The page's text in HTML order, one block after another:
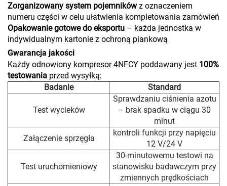
Zorganizowany system pojemnikówz oznaczeniem
numeru części w celu ułatwienia kompletowania zamówień
Opakowanie gotowe do eksportu – każda jednostka w
indywidualnym kartonie z ochroną piankową
Gwarancja jakości
Każdy odnowiony kompresor 4NFCY poddawany jest 100%
testowania przed wysyłką:
Badanie
Standard
Test wycieków
Sprawdzaniu ciśnienia azotu
– brak spadku w ciągu 30
minut
Załączenie sprzęgła
kontroli funkcji przy napięciu
12 V/24 V
Test uruchomieniowy
30-minutowemu testowi na
stanowisku badawczym przy
zmiennych prędkościach